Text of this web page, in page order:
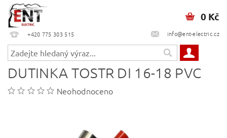
+420 775 303 515 info@ent-electric.cz
0 Kč
DUTINKA TOSTR DI 16-18 PVC
Neohodnoceno